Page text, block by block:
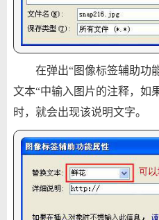
在弹出“图像标签辅助功能
文本“中输入图片的注释，如
时，就会出现该说明文字。